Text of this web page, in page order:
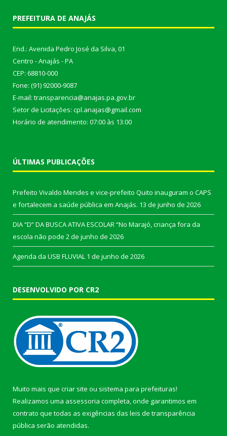
PREFEITURA DE ANAJÁS
End.: Avenida Pedro José da Silva, 01
Centro - Anajás - PA
CEP: 68810-000
Fone: (91) 92000-9087
E-mail: transparencia@anajas.pa.gov.br
Setor de Licitações: cpl.anajas@gmail.com
Horário de atendimento: 07:00 às 13:00
ÚLTIMAS PUBLICAÇÕES
Prefeito Vivaldo Mendes e vice-prefeito Quito inauguram o CAPS
e fortalecem a saúde pública em Anajás. 13 de junho de 2026
DIA “D” DA BUSCA ATIVA ESCOLAR “No Marajó, criança fora da
escola não pode 2 de junho de 2026
Agenda da USB FLUVIAL 1 de junho de 2026
DESENVOLVIDO POR CR2
Muito mais que criar site ou sistema para prefeituras!
Realizamos uma assessoria completa, onde garantimos em
contrato que todas as exigências das leis de transparência
pública serão atendidas.